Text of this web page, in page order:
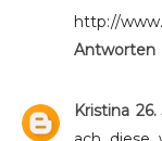
http://
Antworten
Kristina 26.